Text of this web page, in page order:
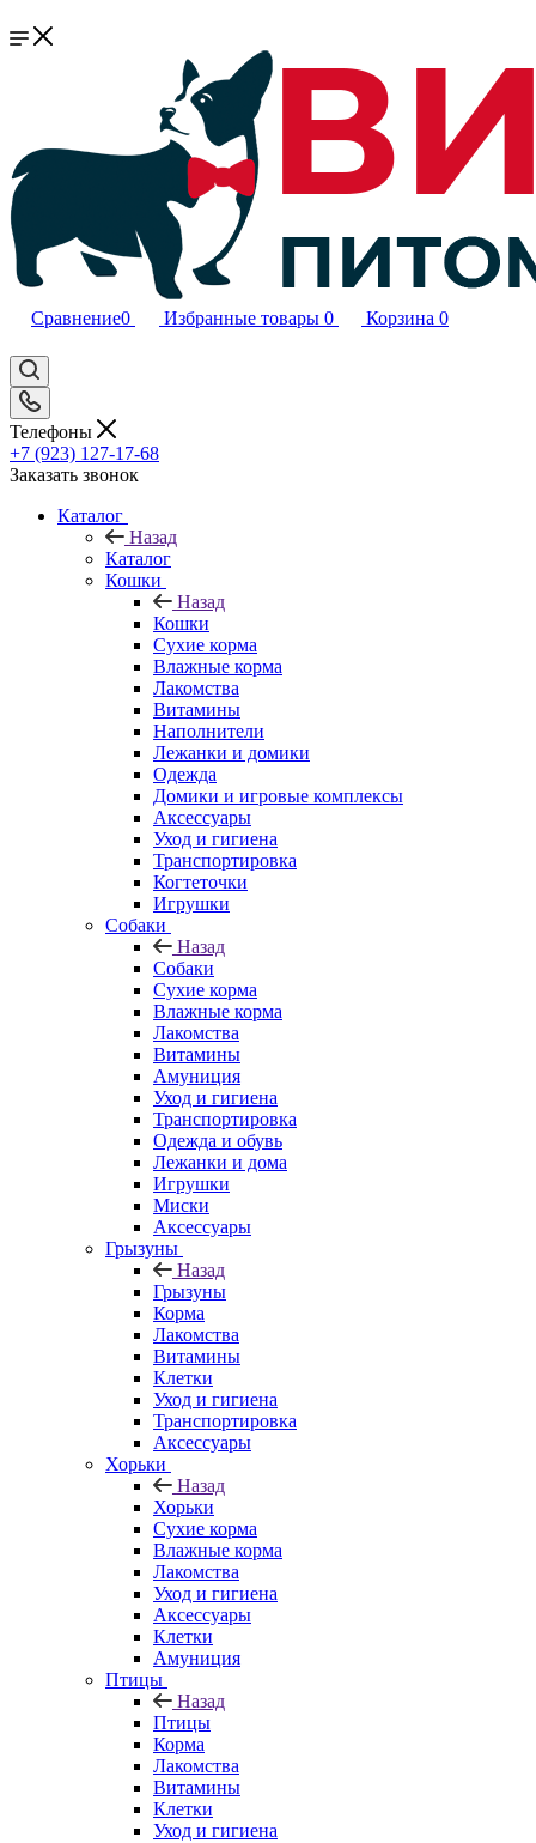
Сравнение0 Избранные товары 0 Корзина 0
Телефоны
+7 (923) 127-17-68
Заказать звонок
Каталог
Назад
Каталог
Кошки
Назад
Кошки
Сухие корма
Влажные корма
Лакомства
Витамины
Наполнители
Лежанки и домики
Одежда
Домики и игровые комплексы
Аксессуары
Уход и гигиена
Транспортировка
Когтеточки
Игрушки
Собаки
Назад
Собаки
Сухие корма
Влажные корма
Лакомства
Витамины
Амуниция
Уход и гигиена
Транспортировка
Одежда и обувь
Лежанки и дома
Игрушки
Миски
Аксессуары
Грызуны
Назад
Грызуны
Корма
Лакомства
Витамины
Клетки
Уход и гигиена
Транспортировка
Аксессуары
Хорьки
Назад
Хорьки
Сухие корма
Влажные корма
Лакомства
Уход и гигиена
Аксессуары
Клетки
Амуниция
Птицы
Назад
Птицы
Корма
Лакомства
Витамины
Клетки
Уход и гигиена